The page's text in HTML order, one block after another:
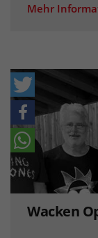
Mehr
Wacken